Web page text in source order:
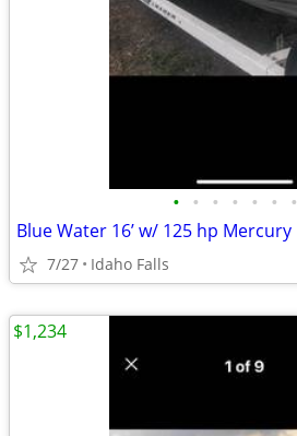
• • • • • • •
Blue Water 16’ w/ 125 hp Mercury
7/27 Idaho Falls
$1,234